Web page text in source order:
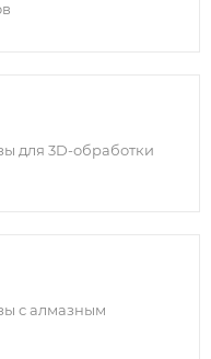
для 3D-обработки
с алмазным